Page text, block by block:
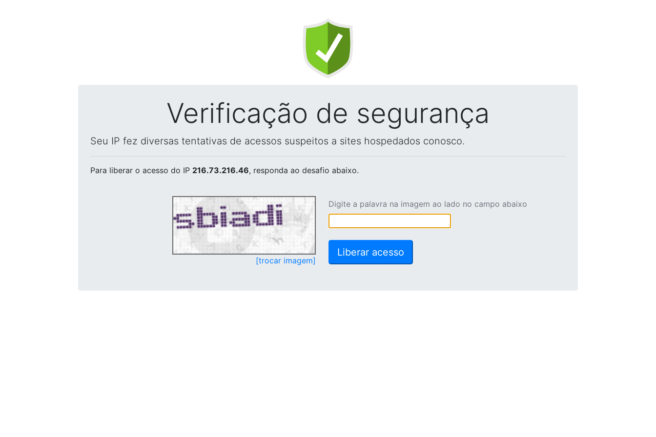
Verificação de segurança
Seu IP fez diversas tentativas de acessos suspeitos a sites hospedados conosco.
Para liberar o acesso do IP 216.73.216.46, responda ao desafio abaixo.
[trocar imagem]
Digite a palavra na imagem ao lado no campo abaixo